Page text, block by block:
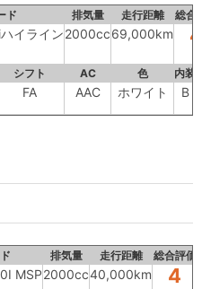
ド 排気量 走行距離 総合
イライン2000cc69,000km 4
シフト AC 色 内装
FA AAC ホワイト B
排気量 走行距離 総合評価
MSP2000cc40,000km 4